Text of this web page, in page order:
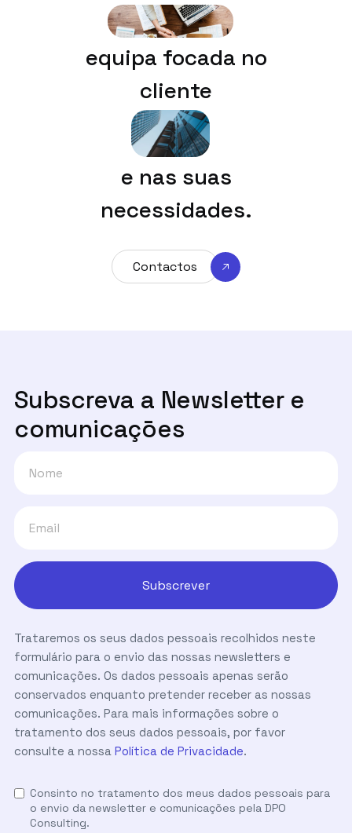
equipa focada no
cliente
e nas suas
necessidades.
Contactos
Subscreva a Newsletter e
comunicaçōes
Trataremos os seus dados pessoais recolhidos neste
formulário para o envio das nossas newsletters e
comunicações. Os dados pessoais apenas serão
conservados enquanto pretender receber as nossas
comunicações. Para mais informações sobre o
tratamento dos seus dados pessoais, por favor
consulte a nossa Política de Privacidade.
Consinto no tratamento dos meus dados pessoais para
o envio da newsletter e comunicações pela DPO
Consulting.